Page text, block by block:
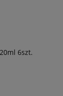
6szt.